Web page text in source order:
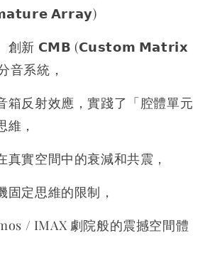
𝗔𝗿𝗿𝗮𝘆)
創新 𝗖𝗠𝗕 (𝗖𝘂𝘀𝘁𝗼𝗺 𝗠𝗮𝘁𝗿𝗶𝘅
系統，
箱反射效應，實踐了「腔體單元
，
真實空間中的衰減和共震，
固定思維的限制，
/ IMAX 劇院般的震撼空間體